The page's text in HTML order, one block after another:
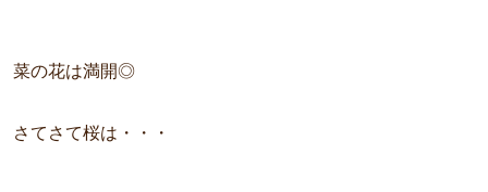
菜の花は満開◎
さてさて桜は・・・